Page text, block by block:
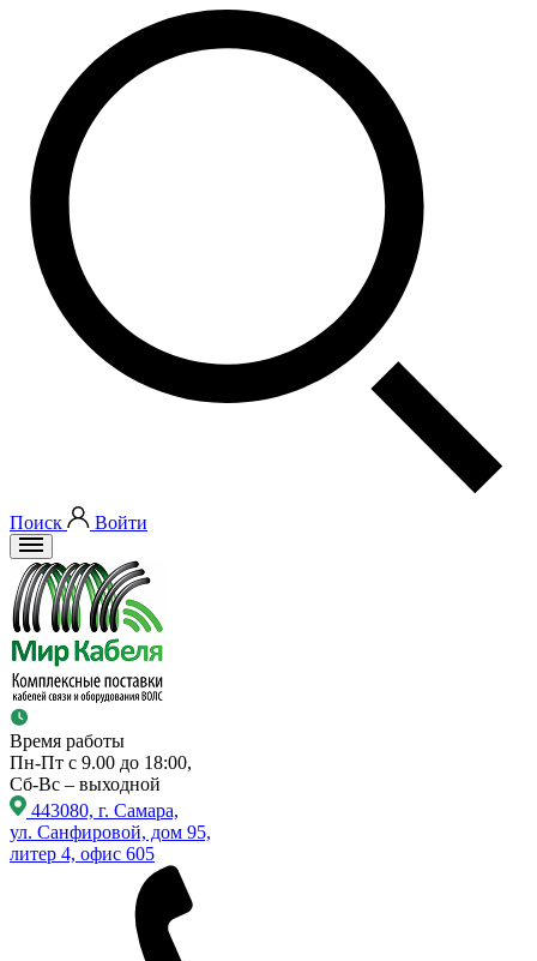
Поиск Войти
Время работы
Пн-Пт с 9.00 до 18:00,
Сб-Вс – выходной
443080, г. Самара,
ул. Санфировой, дом 95,
литер 4, офис 605